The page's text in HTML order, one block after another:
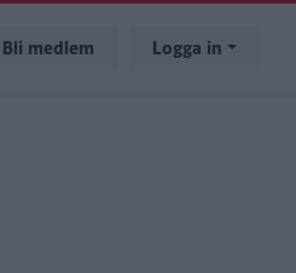
Bli medlem Logga in